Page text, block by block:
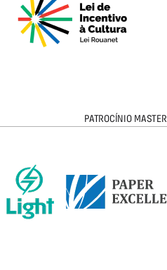
PATROCÍNIO MASTER